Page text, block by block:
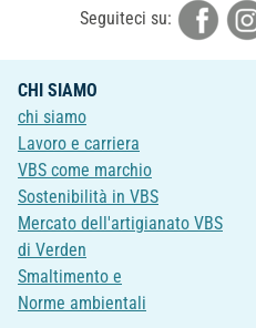
Seguiteci su:
CHI SIAMO
chi siamo
Lavoro e carriera
VBS come marchio
Sostenibilità in VBS
Mercato dell'artigianato VBS
di Verden
Smaltimento e
Norme ambientali